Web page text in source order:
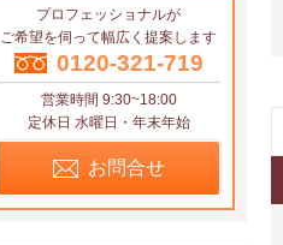
プロフェッショナルが
ご希望を伺って幅広く提案します
0120-321-719
営業時間 9:30~18:00
定休日 水曜日・年末年始
お問合せ